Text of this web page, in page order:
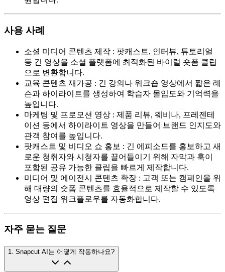
사용 사례
소셜 미디어 콘텐츠 제작 : 팟캐스트, 인터뷰, 튜토리얼
등 긴 영상을 소셜 플랫폼에 최적화된 바이럴 숏폼 클립
으로 변환합니다.
교육 콘텐츠 재가공 : 긴 강의나 워크숍 영상에서 짧은 레
슨과 하이라이트를 생성하여 학습자 몰입도와 기억력을
높입니다.
마케팅 및 프로모션 영상 : 제품 리뷰, 웨비나, 프레젠테
이션 등에서 하이라이트 영상을 만들어 브랜드 인지도와
관객 참여를 높입니다.
팟캐스트 및 비디오 쇼 홍보 : 긴 에피소드를 홍보하고 새
로운 청취자와 시청자를 끌어들이기 위해 자막과 훅이
포함된 공유 가능한 클립을 빠르게 제작합니다.
미디어 및 에이전시 콘텐츠 확장 : 고객 또는 캠페인을 위
해 대량의 숏폼 콘텐츠를 효율적으로 제작할 수 있도록
영상 편집 워크플로우를 자동화합니다.
자주 묻는 질문
1. Snapcut AI는 어떻게 작동하나요?